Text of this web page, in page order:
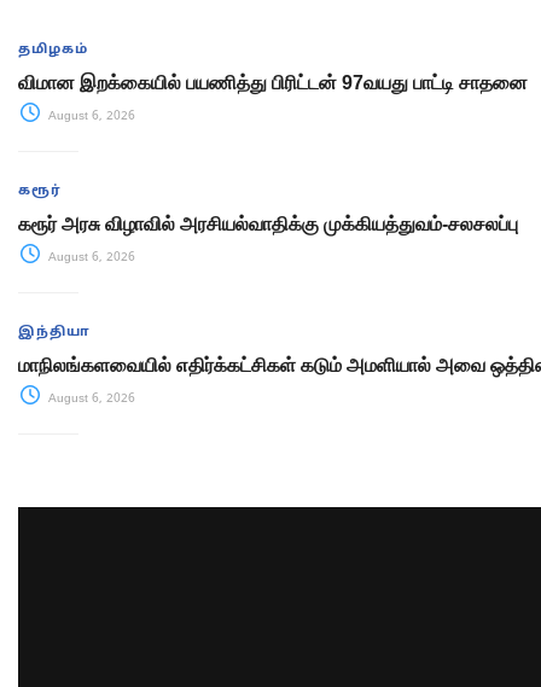
தமிழகம்
விமான இறக்கையில் பயணித்து பிரிட்டன் 97வயது பாட்டி சாதனை
August 6, 2026
கரூர்
கரூர் அரசு விழாவில் அரசியல்வாதிக்கு முக்கியத்துவம்-சலசலப்பு
August 6, 2026
இந்தியா
மாநிலங்களவையில் எதிர்க்கட்சிகள் கடும் அமளியால் அவை
August 6, 2026